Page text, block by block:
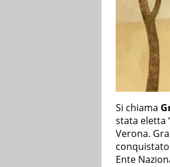
Si chiama
stata eletta ‘
Verona.
Ente